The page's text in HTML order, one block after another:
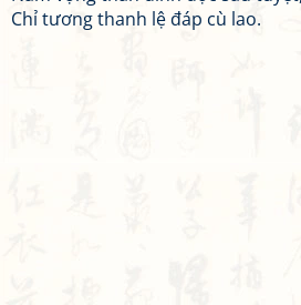
Chỉ tương thanh lệ đáp cù lao.